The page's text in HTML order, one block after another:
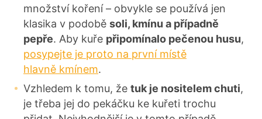
množství koření – obvykle se používá jen
klasika v podobě soli, kmínu a případně
pepře. Aby kuře připomínalo pečenou husu,
posypejte je proto na první místě
hlavně kmínem.
Vzhledem k tomu, že tuk je nositelem chuti,
je třeba jej do pekáčku ke kuřeti trochu